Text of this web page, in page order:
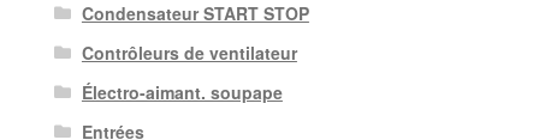
Condensateur START STOP
Contrôleurs de ventilateur
Électro-aimant. soupape
Entrées